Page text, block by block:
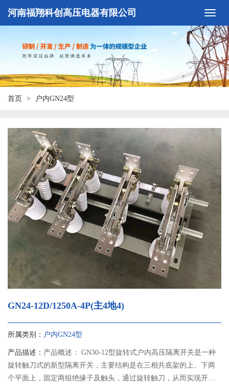
河南福翔科创高压电器有限公司
首页 户内GN24型
GN24-12D/1250A-4P(主4地4)
所属类别： 户内GN24型
产品描述： 产品概述： GN30-12型旋转式户内高压隔离开关是一种
旋转触刀式的新型隔离开关，主要结构是在三相共底架的上、下两
个平面上，固定两组绝缘子及触头，通过旋转触刀，从而实现开关